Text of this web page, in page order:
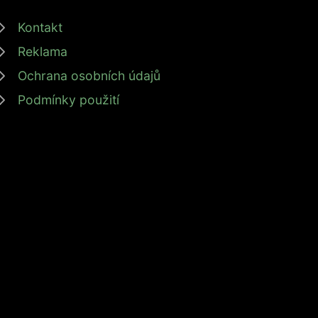
Kontakt
Reklama
Ochrana osobních údajů
Podmínky použití